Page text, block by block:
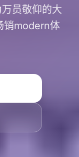
员敬仰的大
销modern体